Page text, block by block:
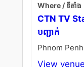
Where / ទីតាំង
CTN TV
បញ្ជាក់
Phnom Penh
View